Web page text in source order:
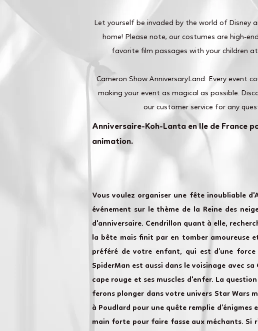
Let yourself be invaded by the world of Disney
home! Please note, our costumes are high-
favorite film passages with your children
Cameron Show AnniversaryLand: Every event
making your event as magical as possible.
our customer service for any
Anniversaire-Koh-Lanta en Ile de France
animation.
Vous voulez organiser une fête inoubliable
événement sur le thème de la Reine des
d'anniversaire. Cendrillon quant à elle,
la bête mais finit par en tomber amoureuse
préféré de votre enfant, qui est d’une
SpiderMan est aussi dans le voisinage avec
cape rouge et ses muscles d'enfer. La
ferons plonger dans votre univers Star Wars
à Poudlard pour une quête remplie
main forte pour faire fasse aux méchants. Si